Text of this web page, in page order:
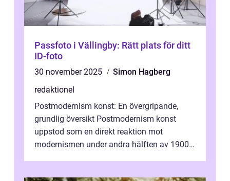
Passfoto i Vällingby: Rätt plats för ditt
ID-foto
30 november 2025
Simon Hagberg
redaktionel
Postmodernism konst: En övergripande,
grundlig översikt Postmodernism konst
uppstod som en direkt reaktion mot
modernismen under andra hälften av 1900-